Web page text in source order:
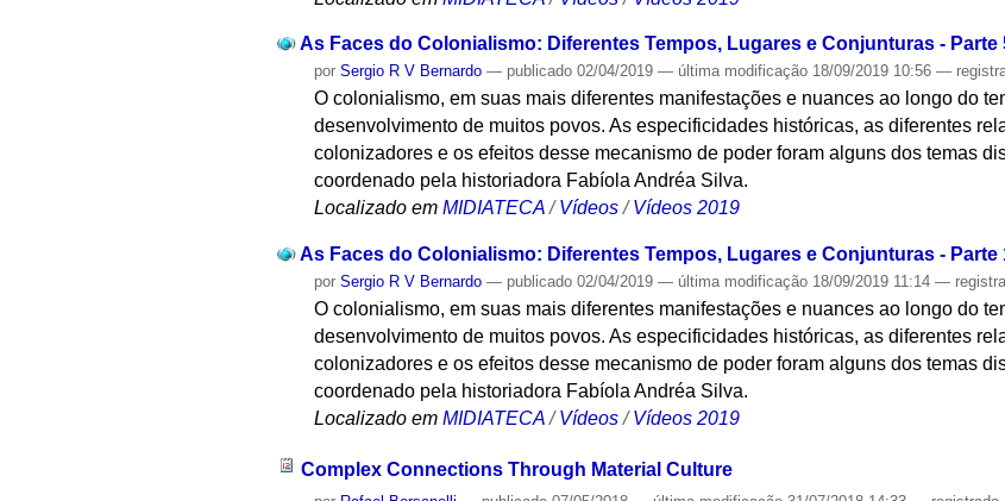
As Faces do Colonialismo: Diferentes Tempos, Lugares e Conjunturas - Parte
porSergio R V Bernardo — publicado 02/04/2019— última modificação 18/09/2019 10:56—
O colonialismo, em suas mais diferentes manifestações e nuances ao longo do
desenvolvimento de muitos povos. As especificidades históricas, as diferentes
colonizadores e os efeitos desse mecanismo de poder foram alguns dos temas
coordenado pela historiadora Fabíola Andréa Silva.
Localizado em MIDIATECA /Vídeos /Vídeos 2019
As Faces do Colonialismo: Diferentes Tempos, Lugares e Conjunturas - Parte
porSergio R V Bernardo — publicado 02/04/2019— última modificação 18/09/2019 11:14—
O colonialismo, em suas mais diferentes manifestações e nuances ao longo do
desenvolvimento de muitos povos. As especificidades históricas, as diferentes
colonizadores e os efeitos desse mecanismo de poder foram alguns dos temas
coordenado pela historiadora Fabíola Andréa Silva.
Localizado em MIDIATECA /Vídeos /Vídeos 2019
Complex Connections Through Material Culture